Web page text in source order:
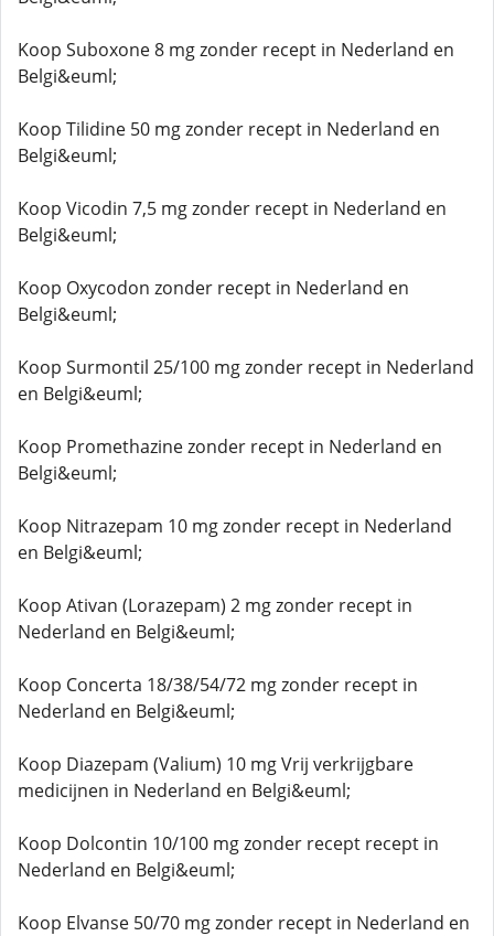
Koop Suboxone 8 mg zonder recept in Nederland en
Belgi&euml;
Koop Tilidine 50 mg zonder recept in Nederland en
Belgi&euml;
Koop Vicodin 7,5 mg zonder recept in Nederland en
Belgi&euml;
Koop Oxycodon zonder recept in Nederland en
Belgi&euml;
Koop Surmontil 25/100 mg zonder recept in Nederland
en Belgi&euml;
Koop Promethazine zonder recept in Nederland en
Belgi&euml;
Koop Nitrazepam 10 mg zonder recept in Nederland
en Belgi&euml;
Koop Ativan (Lorazepam) 2 mg zonder recept in
Nederland en Belgi&euml;
Koop Concerta 18/38/54/72 mg zonder recept in
Nederland en Belgi&euml;
Koop Diazepam (Valium) 10 mg Vrij verkrijgbare
medicijnen in Nederland en Belgi&euml;
Koop Dolcontin 10/100 mg zonder recept recept in
Nederland en Belgi&euml;
Koop Elvanse 50/70 mg zonder recept in Nederland en